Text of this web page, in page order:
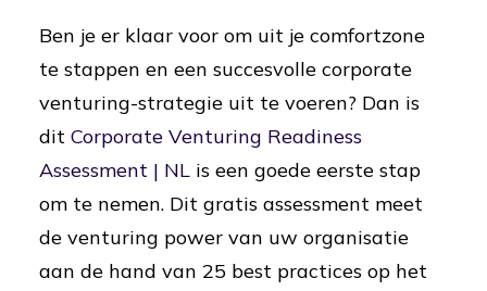
Ben je er klaar voor om uit je comfortzone
te stappen en een succesvolle corporate
venturing-strategie uit te voeren? Dan is
dit Corporate Venturing Readiness
Assessment | NL is een goede eerste stap
om te nemen. Dit gratis assessment meet
de venturing power van uw organisatie
aan de hand van 25 best practices op het